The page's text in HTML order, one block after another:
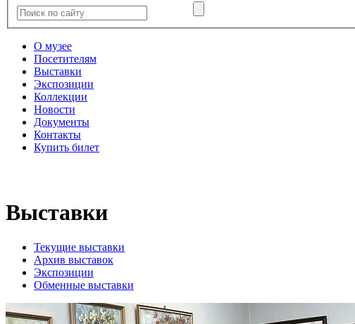
О музее
Посетителям
Выставки
Экспозиции
Коллекции
Новости
Документы
Контакты
Купить билет
Выставки
Текущие выставки
Архив выставок
Экспозиции
Обменные выставки